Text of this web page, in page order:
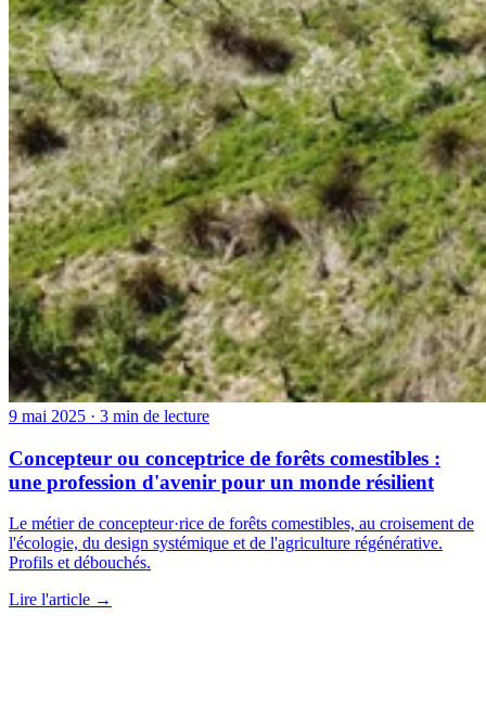
9 mai 2025 · 3 min de lecture
Concepteur ou conceptrice de forêts comestibles :
une profession d'avenir pour un monde résilient
Le métier de concepteur·rice de forêts comestibles, au croisement de
l'écologie, du design systémique et de l'agriculture régénérative.
Profils et débouchés.
Lire l'article →